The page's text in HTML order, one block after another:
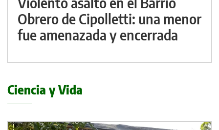
Obrero de Cipolletti: una menor
fue amenazada y encerrada
Ciencia y Vida